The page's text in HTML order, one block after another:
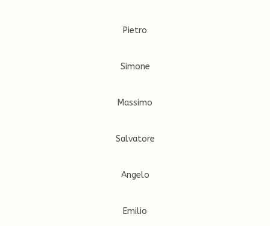
Pietro
Simone
Massimo
Salvatore
Angelo
Emilio